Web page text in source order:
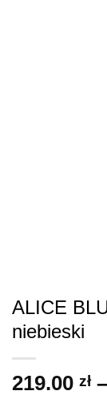
ALICE
niebieski
219.00 zł –